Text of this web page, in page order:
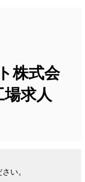
株式会
求人
い。